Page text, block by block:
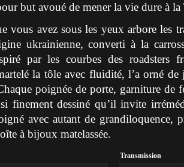
but avoué de mener la vie dure à
vous avez sous les yeux arbore les
ukrainienne, converti à la
par les courbes des roadsters
la tôle avec fluidité, l’a orné de
poignée de porte, garniture de
finement dessiné qu’il invite
avec autant de grandiloquence,
à bijoux matelassée.
Transmission